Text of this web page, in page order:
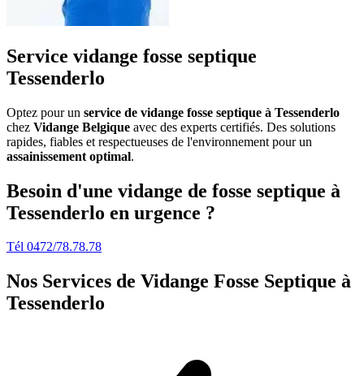
Service vidange fosse septique
Tessenderlo
Optez pour un service de vidange fosse septique à Tessenderlo
chez Vidange Belgique avec des experts certifiés. Des solutions
rapides, fiables et respectueuses de l'environnement pour un
assainissement optimal.
Besoin d'une vidange de fosse septique à
Tessenderlo en urgence ?
Tél 0472/78.78.78
Nos Services de Vidange Fosse Septique à
Tessenderlo